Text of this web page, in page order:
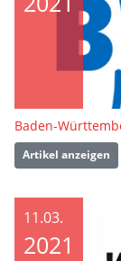
Artikel anzeigen
11.03.
2021